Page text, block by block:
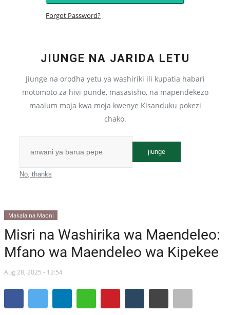
Mielekeo ya Nje ya Misri
Taarifa kuu
Utambulisho wa Kimisri
Miji ya Misri
Dira ya 2030
Tovuti zinazohusiana
Timu yetu
Forgot Password?
JIUNGE NA JARIDA LETU
Jiunge na orodha yetu ya washiriki ili kupatia habari
motomoto za hivi punde, masasisho, na mapendekezo
maalum moja kwa moja kwenye Kisanduku pokezi
chako.
jiunge
No, thanks
Makala na Maoni
Misri na Washirika wa Maendeleo:
Mfano wa Maendeleo wa Kipekee
Aug 28, 2025 - 12:54